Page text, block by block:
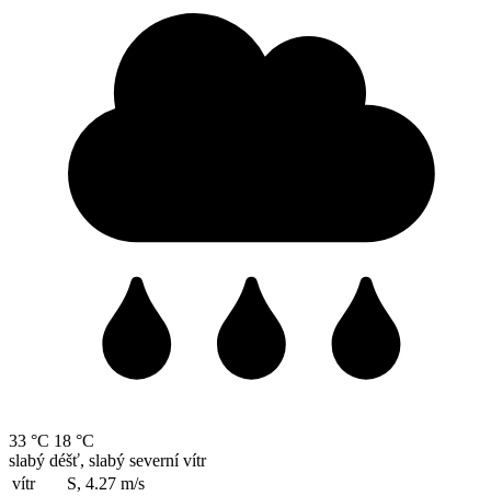
33 °C 18 °C
slabý déšť, slabý severní vítr
vítr
S, 4.27 m/s